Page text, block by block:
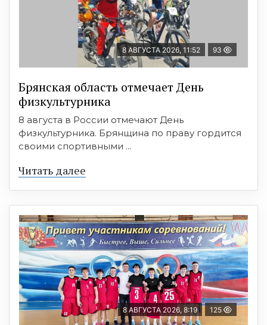
8 АВГУСТА 2026, 11:52 93
Брянская область отмечает День
физкультурника
8 августа в России отмечают День
физкультурника. Брянщина по праву гордится
своими спортивными ...
Читать далее
8 АВГУСТА 2026, 8:19 125